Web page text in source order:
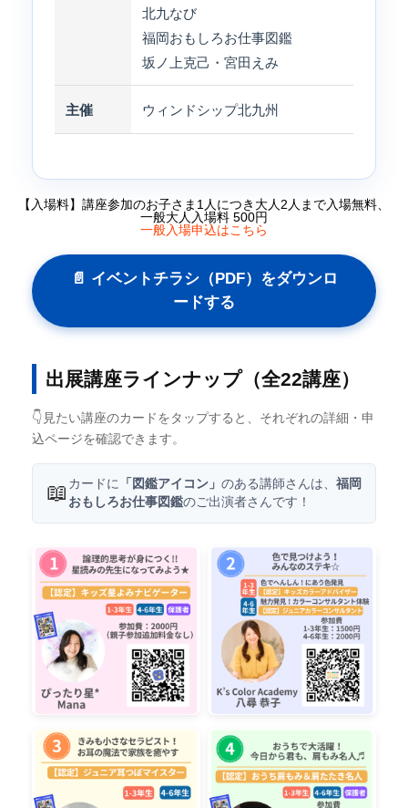
北九なび
福岡おもしろお仕事図鑑
坂ノ上克己・宮田えみ
主催 ウィンドシップ北九州
【入場料】講座参加のお子さま1人につき大人2人まで入場無料、
一般大人入場料 500円
一般入場申込はこちら
📄 イベントチラシ（PDF）をダウンロ
ードする
出展講座ラインナップ（全22講座）
👇見たい講座のカードをタップすると、それぞれの詳細・申
込ページを確認できます。
📖 カードに 「図鑑アイコン」 のある講師さんは、 福岡
おもしろお仕事図鑑のご出演者さんです！